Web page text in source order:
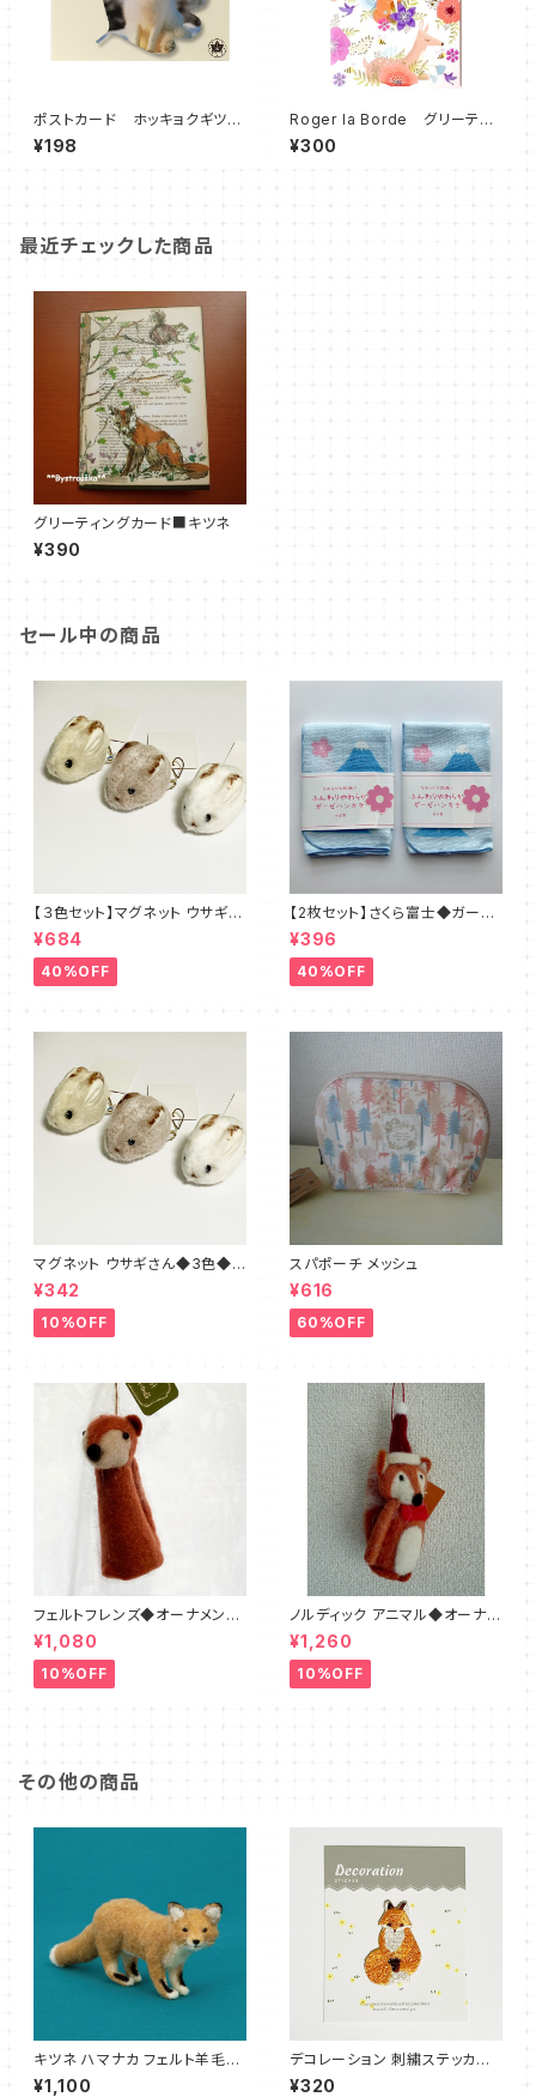
ポストカード ホッキョクギツ
ネ 絵はがき
¥198
Roger la Borde グリーティ
ングカード◆Summer Forest
◆夏の森まどろむキツネと動物
¥300
最近チェックした商品
グリーティングカード■キツネ
¥390
セール中の商品
【３色セット】マグネット ウサギさ
ん◆ブラウン・ホワイト・ベージ
ュ
¥684
40%OFF
【2枚セット】さくら富士◆ガーゼ
のハンカチ 日本製
¥396
40%OFF
マグネット ウサギさん◆3色◆ブ
ラウン・ホワイト・ベージュ
¥342
10%OFF
スパポーチ メッシュ
¥616
60%OFF
フェルトフレンズ◆オーナメント
フォックス
¥1,080
10%OFF
ノルディック アニマル◆オーナメ
ント◆キツネ フェルト
¥1,260
10%OFF
その他の商品
キツネ ハマナカ フェルト羊毛キ
ット さくだゆうこ
¥1,100
デコレーション 刺繍ステッカー
キツネ かしこまりポーズ
¥320